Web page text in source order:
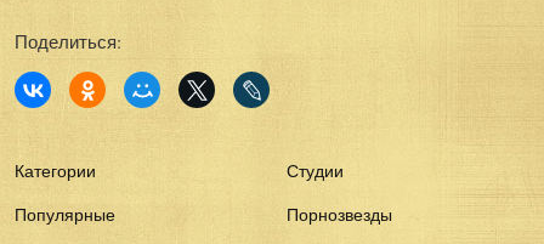
Поделиться:
Категории
Популярные
Студии
Порнозвезды